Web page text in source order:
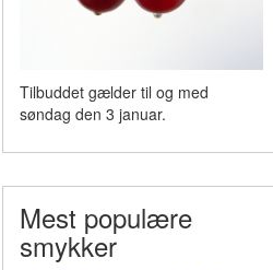
Tilbuddet gælder til og med
søndag den 3 januar.
Mest populære
smykker